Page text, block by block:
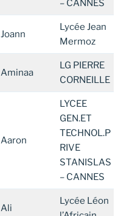
– CANNES
Joann
Lycée Jean
Mermoz
Aminaa
LG PIERRE
CORNEILLE
Aaron
LYCEE
GEN.ET
TECHNOL.P
RIVE
STANISLAS
– CANNES
Ali
Lycée Léon